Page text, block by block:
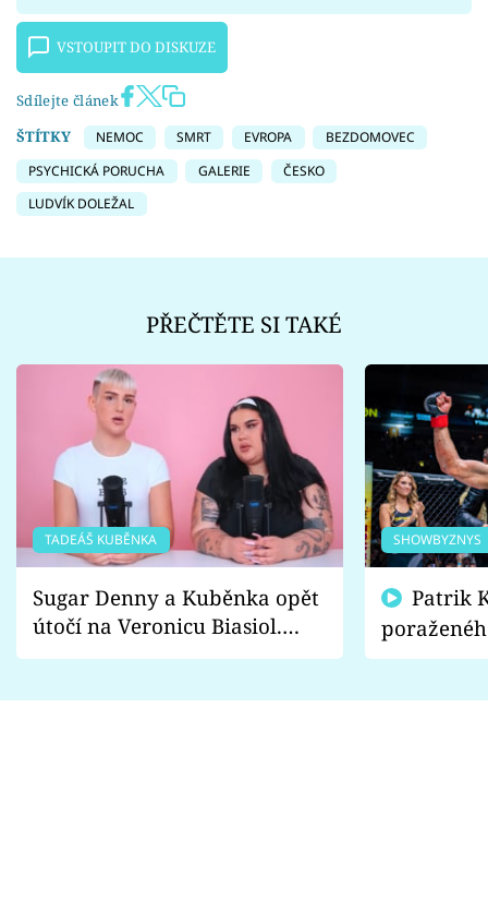
VSTOUPIT DO DISKUZE
Sdílejte článek
ŠTÍTKY
NEMOC SMRT EVROPA
BEZDOMOVEC
PSYCHICKÁ PORUCHA
GALERIE
ČESKO
LUDVÍK DOLEŽAL
PŘEČTĚTE SI TAKÉ
TADEÁŠ KUBĚNKA
Sugar Denny a Kuběnka opět
útočí na Veronicu Biasiol.
Proč je podle nich falešná a
SHOWBYZNYS
fanoušci